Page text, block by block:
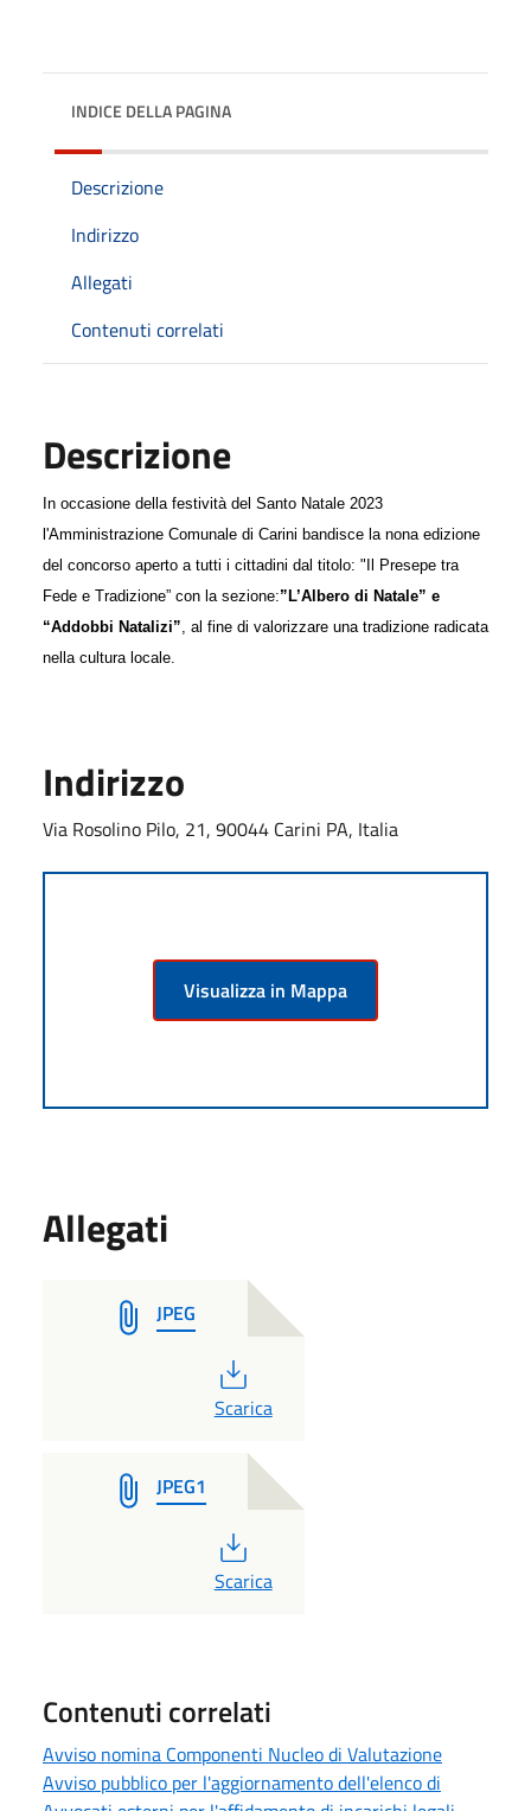
INDICE DELLA PAGINA
Descrizione
Indirizzo
Allegati
Contenuti correlati
Descrizione
In occasione della festività del Santo Natale 2023
l'Amministrazione Comunale di Carini bandisce la nona edizione
del concorso aperto a tutti i cittadini dal titolo: "Il Presepe tra
Fede e Tradizione” con la sezione:”L’Albero di Natale” e
“Addobbi Natalizi”, al fine di valorizzare una tradizione radicata
nella cultura locale.
Indirizzo
Via Rosolino Pilo, 21, 90044 Carini PA, Italia
Visualizza in Mappa
Allegati
JPEG
PDF
Scarica
JPEG1
PDF
Scarica
Contenuti correlati
Avviso nomina Componenti Nucleo di Valutazione
Avviso pubblico per l'aggiornamento dell'elenco di